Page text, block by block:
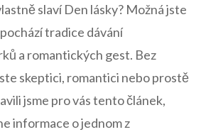
slaví Den lásky? Možná jste
tradice dávání
a romantických gest. Bez
skeptici, romantici‍ nebo prostě⁣
jsme ⁣pro vás tento článek,
informace o jednom ‌z